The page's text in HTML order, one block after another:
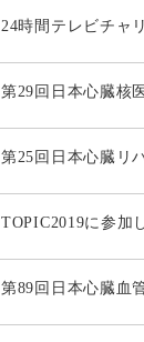
24時間テレビチャ
第29回日本心臓核
第25回日本心臓リ
TOPIC2019に参加
第89回日本心臓血